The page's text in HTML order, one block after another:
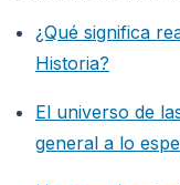
¿Qué significa
Historia?
El universo de
general a lo